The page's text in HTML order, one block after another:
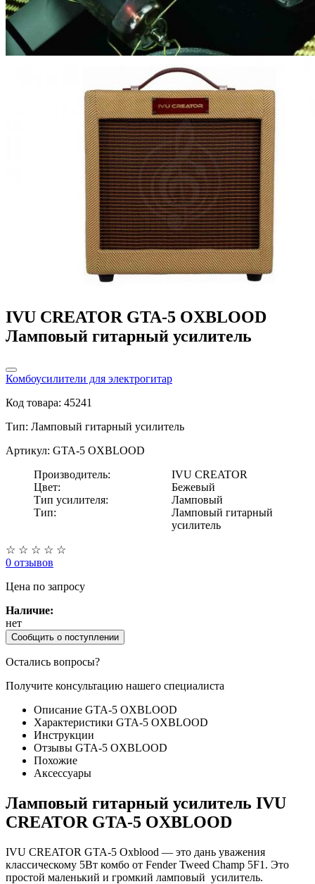
IVU CREATOR GTA-5 OXBLOOD
Ламповый гитарный усилитель
Комбоусилители для электрогитар
Код товара: 45241
Тип: Ламповый гитарный усилитель
Артикул: GTA-5 OXBLOOD
Производитель:
IVU CREATOR
Цвет:
Бежевый
Тип усилителя:
Ламповый
Тип:
Ламповый гитарный
усилитель
☆ ☆ ☆ ☆ ☆
0 отзывов
Цена по запросу
Наличие:
нет
Сообщить о поступлении
Остались вопросы?
Получите консультацию нашего специалиста
Описание GTA-5 OXBLOOD
Характеристики GTA-5 OXBLOOD
Инструкции
Отзывы GTA-5 OXBLOOD
Похожие
Аксессуары
Ламповый гитарный усилитель IVU
CREATOR GTA-5 OXBLOOD
IVU CREATOR GTA-5 Oxblood — это дань уважения
классическому 5Вт комбо от Fender Tweed Champ 5F1. Это
простой маленький и громкий ламповый усилитель.